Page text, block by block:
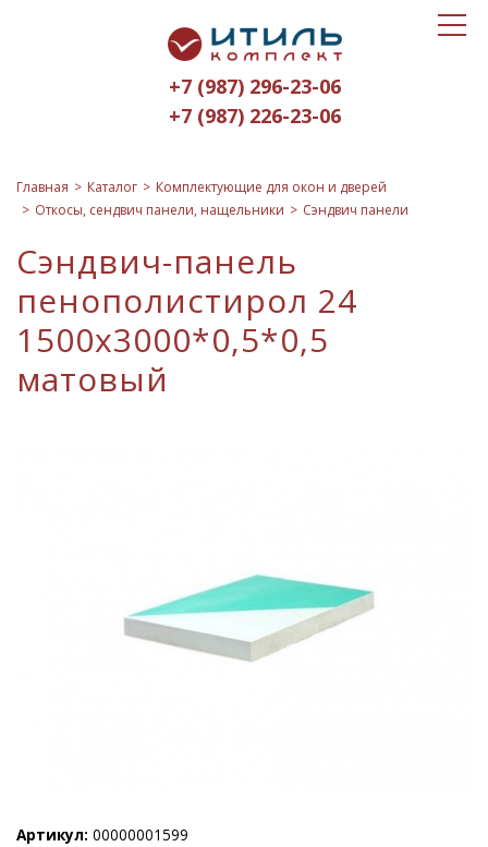
Итиль-
Комплект
logo
+7 (987) 296-23-06
+7 (987) 226-23-06
Toggle
Главная Каталог
Комплектующие для окон и дверей
Откосы, сендвич панели, нащельники
Сэндвич панели
Сэндвич-панель
пенополистирол 24
1500х3000*0,5*0,5
матовый
Артикул: 00000001599